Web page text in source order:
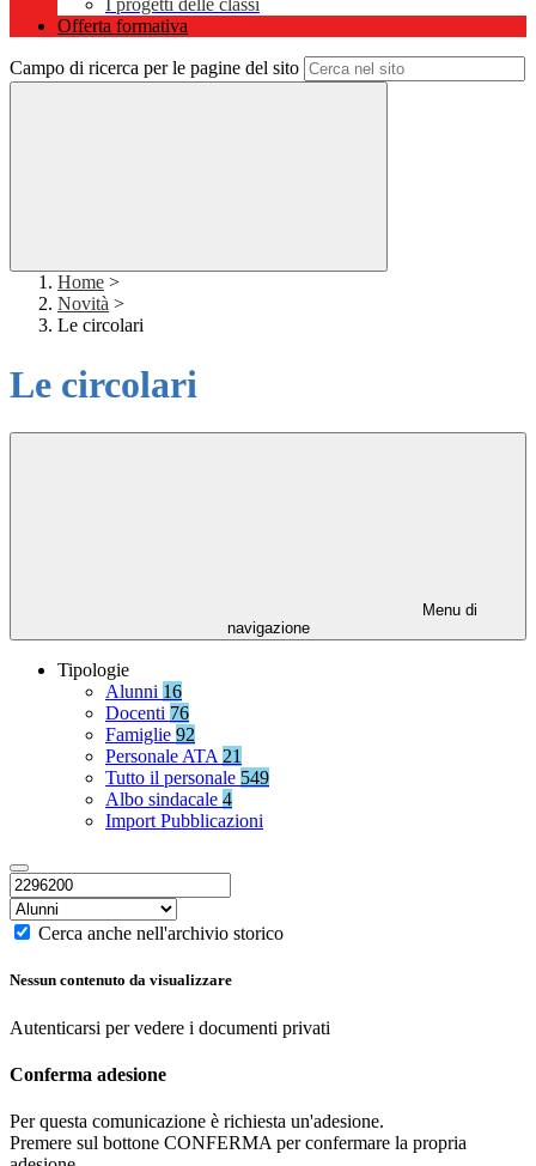
I progetti delle classi
Offerta formativa
Campo di ricerca per le pagine del sito
Home >
Novità >
Le circolari
Le circolari
Menu di
navigazione
Tipologie
Alunni 16
Docenti 76
Famiglie 92
Personale ATA 21
Tutto il personale 549
Albo sindacale 4
Import Pubblicazioni
Cerca anche nell'archivio storico
Nessun contenuto da visualizzare
Autenticarsi per vedere i documenti privati
Conferma adesione
Per questa comunicazione è richiesta un'adesione.
Premere sul bottone CONFERMA per confermare la propria